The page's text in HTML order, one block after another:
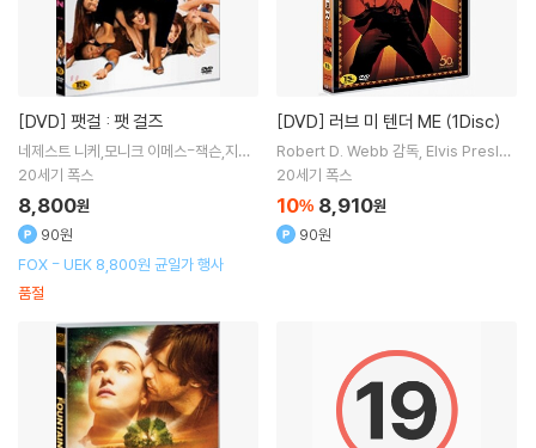
[DVD] 팻걸 : 팻 걸즈
네제스트 니케,모니크 이메스-잭슨,지미
잔 루이스,갓프레이
20세기 폭스
8,800원
90원
FOX - UEK 8,800원 균일가 행사
품절
[DVD] 러브 미 텐더 ME (1Disc)
Robert D. Webb 감독 Elvis Presley
주연
20세기 폭스
10% 8,910원
90원